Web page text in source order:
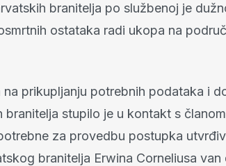
branitelja po službenoj je
ostataka radi ukopa na
prikupljanju potrebnih podataka i
branitelja stupilo je u kontakt s
za provedbu postupka
branitelja Erwina Corneliusa van